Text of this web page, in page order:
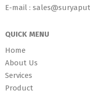
E-mail :
QUICK MENU
Home
About Us
Services
Product